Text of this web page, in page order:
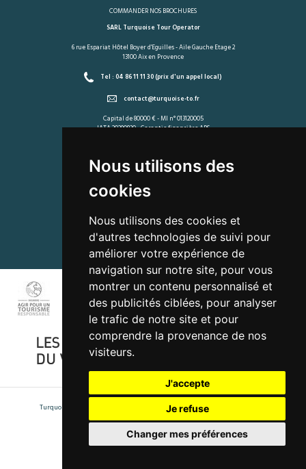
Nous utilisons des
cookies
Nous utilisons des cookies et
d'autres technologies de suivi pour
améliorer votre expérience de
navigation sur notre site, pour vous
montrer un contenu personnalisé et
des publicités ciblées, pour analyser
le trafic de notre site et pour
comprendre la provenance de nos
visiteurs.
J'accepte
Je refuse
Changer mes préférences
COMMANDER NOS BROCHURES
SARL Turquoise Tour Operator
6 rue Espariat Hôtel Boyer d'Eguilles - Aile Gauche Etage 2
13100 Aix en Provence
Tel : 04 86 11 11 30 (prix d'un appel local)
contact@turquoise-to.fr
Capital de 80000 € - MI n° 013120005
IATA 20290830 - Garantie financière APS
MYTURQUOISE.PRO
Turquoise TO | Réalisé par